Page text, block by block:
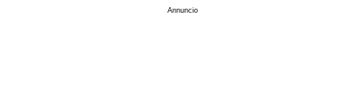
Annuncio